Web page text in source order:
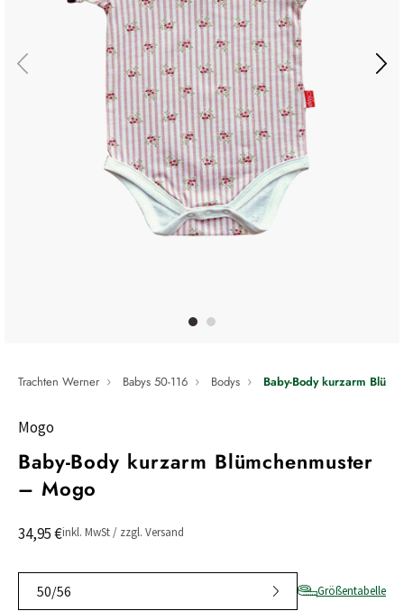
Trachten Werner Babys 50-116 Bodys Baby-Body kurzarm
Mogo
Baby-Body kurzarm Blümchenmuster
– Mogo
34,95 €inkl. MwSt / zzgl. Versand
Größentabelle
50/56